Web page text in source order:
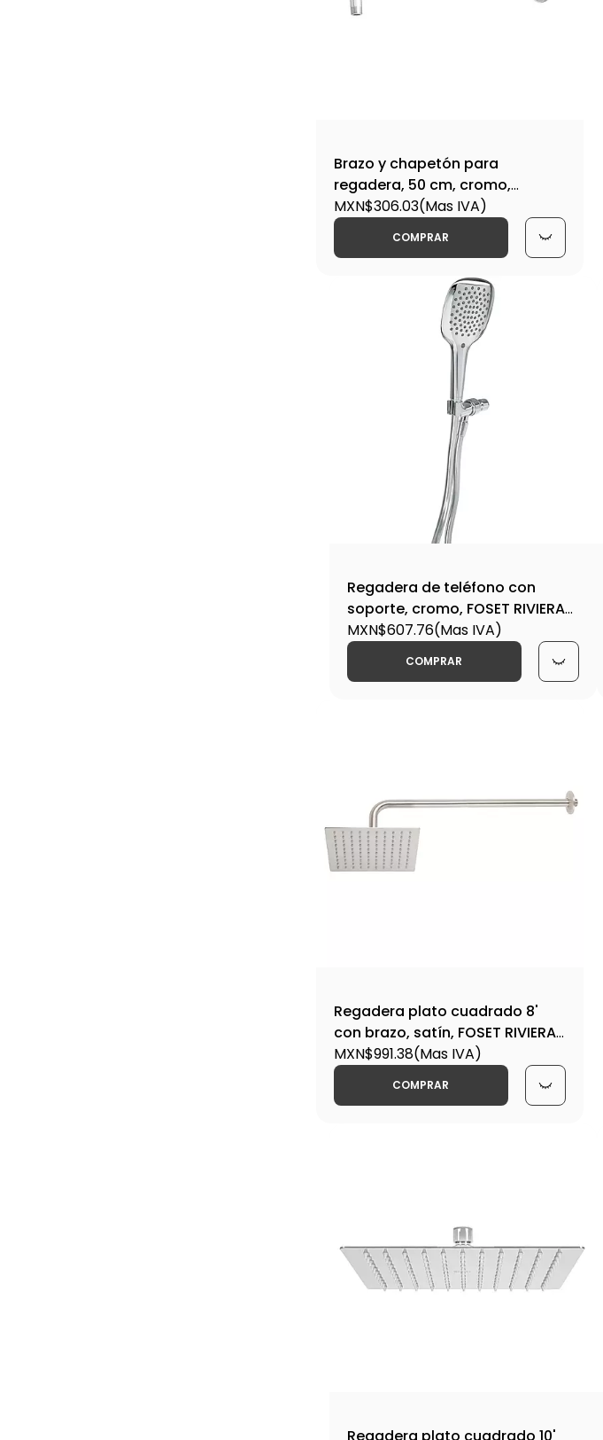
Brazo y chapetón para
regadera, 50 cm, cromo,
RIVIERA-BCH-750 / 45777
MXN$306.03(Mas IVA)
COMPRAR
Regadera de teléfono con
soporte, cromo, FOSET RIVIERA-
R-013 / 45785
MXN$607.76(Mas IVA)
COMPRAR
Regadera plato cuadrado 8'
con brazo, satín, FOSET RIVIERA-
R-308N / 45772
MXN$991.38(Mas IVA)
COMPRAR
Regadera plato cuadrado 10'